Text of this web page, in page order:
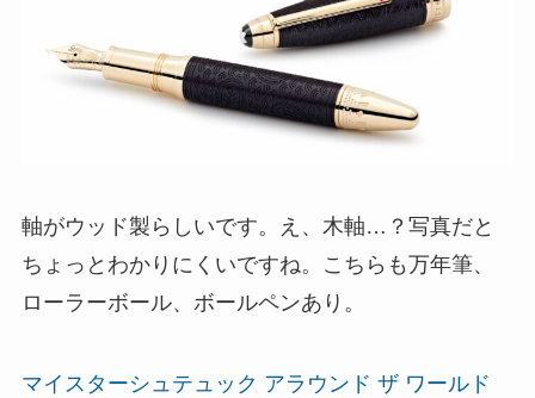
軸がウッド製らしいです。え、木軸…？写真だと
ちょっとわかりにくいですね。こちらも万年筆、
ローラーボール、ボールペンあり。
マイスターシュテュック アラウンド ザ ワールド